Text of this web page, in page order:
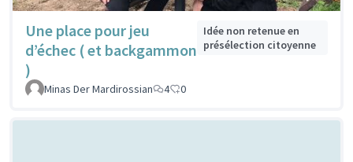
Une place pour jeu
d’échec ( et backgammon
)
Idée non retenue en
présélection citoyenne
Minas Der Mardirossian 4 0